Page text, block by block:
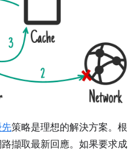
策略是理想的解決方案。根
擷取最新回應。如果要求成